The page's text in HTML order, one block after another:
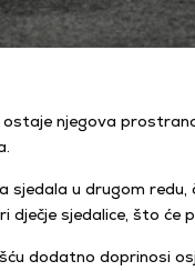
njegova
sjedala u drugom
sjedalice, što će
dodatno doprinosi